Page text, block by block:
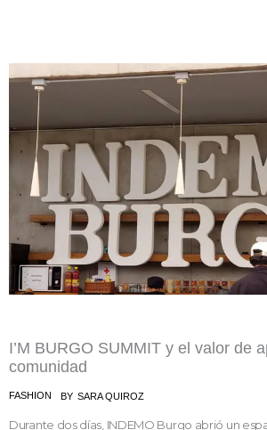
I’M BURGO SUMMIT y el valor de
comunidad
FASHION BY SARA QUIROZ
Durante dos días, INDEMO Burgo abrió un